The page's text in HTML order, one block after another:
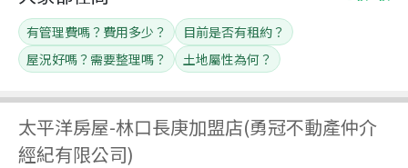
太平洋房屋-林口長庚加盟店(勇冠不動產仲介
經紀有限公司)
有管理費嗎？費用多少？
目前是否有租約？
屋況好嗎？需要整理嗎？
土地屬性為何？